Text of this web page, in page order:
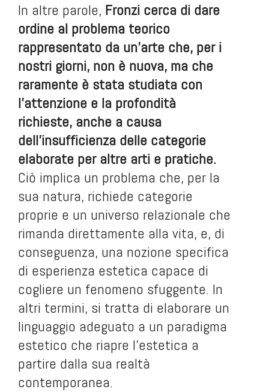
In altre parole, Fronzi cerca di dare
ordine al problema teorico
rappresentato da un’arte che, per i
nostri giorni, non è nuova, ma che
raramente è stata studiata con
l’attenzione e la profondità
richieste, anche a causa
dell’insufficienza delle categorie
elaborate per altre arti e pratiche.
Ciò implica un problema che, per la
sua natura, richiede categorie
proprie e un universo relazionale che
rimanda direttamente alla vita, e, di
conseguenza, una nozione specifica
di esperienza estetica capace di
cogliere un fenomeno sfuggente. In
altri termini, si tratta di elaborare un
linguaggio adeguato a un paradigma
estetico che riapre l’estetica a
partire dalla sua realtà
contemporanea.